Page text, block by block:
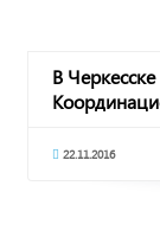
В
22.11.2016